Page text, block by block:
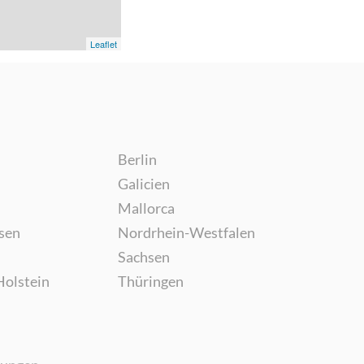
Leaflet
Berlin
Galicien
Mallorca
Nordrhein-Westfalen
Sachsen
Thüringen